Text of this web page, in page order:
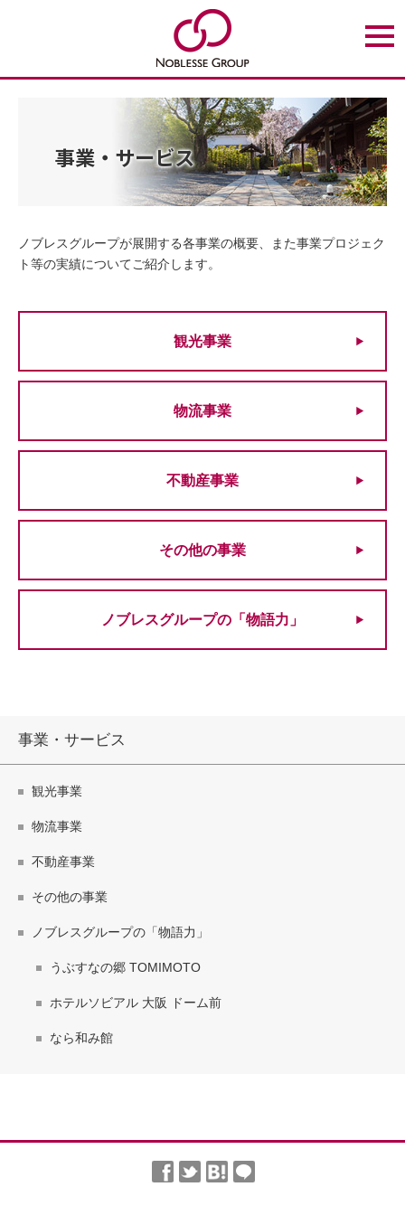
t
o
e
n
a
v
i
g
a
t
i
事業・サービス
ノブレスグループが展開する各事業の概要、また事業プロジェク
ト等の実績についてご紹介します。
観光事業
物流事業
不動産事業
その他の事業
ノブレスグループの「物語力」
事業・サービス
観光事業
物流事業
不動産事業
その他の事業
ノブレスグループの「物語力」
うぶすなの郷 TOMIMOTO
ホテルソビアル 大阪 ドーム前
なら和み館